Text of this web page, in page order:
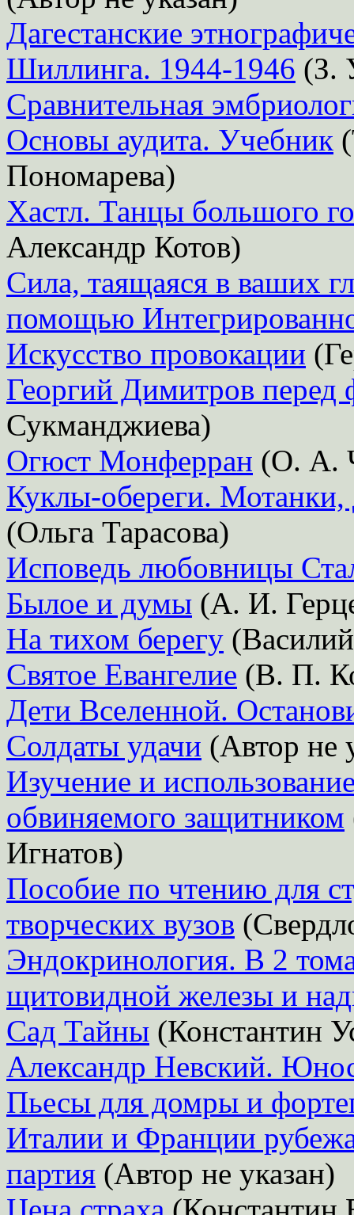
Дагестанские
Шиллинга. 1944-1946 (З.
Сравнительная
Основы аудита. Учебник
Пономарева)
Хастл. Танцы большого
Александр Котов)
Сила, таящаяся в ваших
помощью
Искусство провокации
Георгий Димитров перед
Сукманджиева)
Огюст Монферран (О. А.
Куклы-обереги.
(Ольга Тарасова)
Исповедь любовницы
Былое и думы (А. И.
На тихом берегу
Святое Евангелие (В. П.
Дети Вселенной.
Солдаты удачи (Автор не
Изучение и
обвиняемого защитником
Игнатов)
Пособие по чтению для
творческих вузов
Эндокринология. В 2
щитовидной железы и
Сад Тайны (Константин
Александр Невский.
Пьесы для домры и
Италии и Франции
партия (Автор не указан)